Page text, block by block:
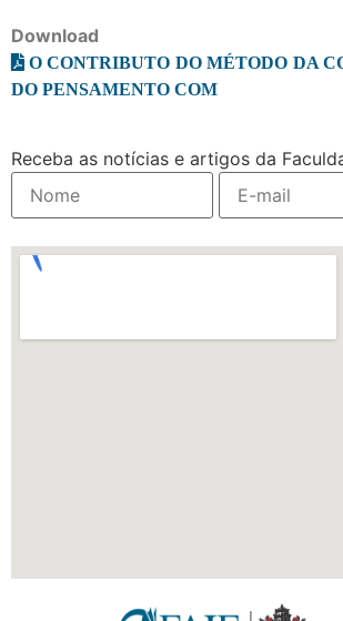
Download
O CONTRIBUTO DO MÉTODO DA
DO PENSAMENTO COM
Receba as notícias e artigos da